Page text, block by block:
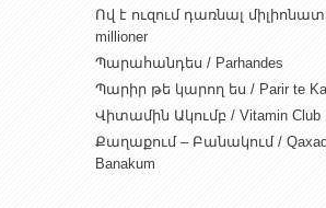
Ով է ուզում դառնալ
millioner
Պարահանդես / Parhandes
Պարիր թե կարող ես / Parir te
Վիտամին Ակումբ / Vitamin Club
Քաղաքում – Բանակում /
Banakum